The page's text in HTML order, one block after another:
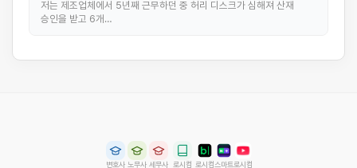
저는 제조업체에서 5년째 근무하던 중 허리 디스크가 심해져 산재
승인을 받고 6개…
변호사 노무사 세무사 로시컴 로시컴스마트로시컴